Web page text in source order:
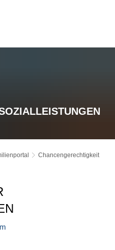
Chancengerechtigkeit